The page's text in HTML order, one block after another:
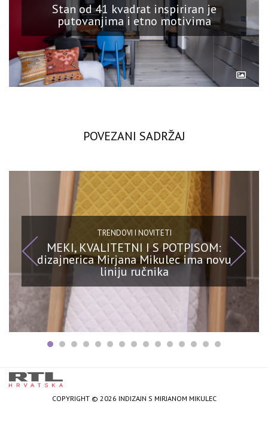
Stan od 41 kvadrat inspiriran je
putovanjima i etno motivima
POVEZANI SADRŽAJ
TRENDOVI I NOVITETI
MEKI, KVALITETNI I S POTPISOM:
dizajnerica Mirjana Mikulec ima novu
liniju ručnika
COPYRIGHT © 2026 INDIZAJN S MIRJANOM MIKULEC